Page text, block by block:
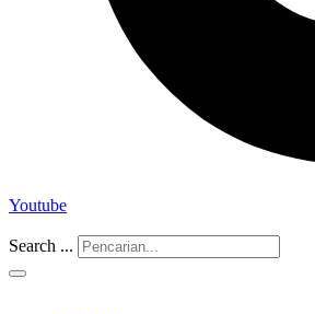
Youtube
Search ...